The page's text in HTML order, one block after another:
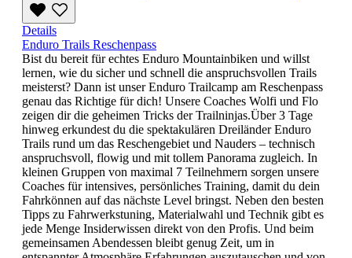
Details
Enduro Trails Reschenpass
Bist du bereit für echtes Enduro Mountainbiken und willst
lernen, wie du sicher und schnell die anspruchsvollen Trails
meisterst? Dann ist unser Enduro Trailcamp am Reschenpass
genau das Richtige für dich! Unsere Coaches Wolfi und Flo
zeigen dir die geheimen Tricks der Trailninjas.Über 3 Tage
hinweg erkundest du die spektakulären Dreiländer Enduro
Trails rund um das Reschengebiet und Nauders – technisch
anspruchsvoll, flowig und mit tollem Panorama zugleich. In
kleinen Gruppen von maximal 7 Teilnehmern sorgen unsere
Coaches für intensives, persönliches Training, damit du dein
Fahrkönnen auf das nächste Level bringst. Neben den besten
Tipps zu Fahrwerkstuning, Materialwahl und Technik gibt es
jede Menge Insiderwissen direkt von den Profis. Und beim
gemeinsamen Abendessen bleibt genug Zeit, um in